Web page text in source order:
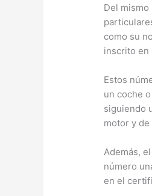
Del
como su
inscrito en
Estos
un coche
siguiendo
motor y
Además,
número
en el